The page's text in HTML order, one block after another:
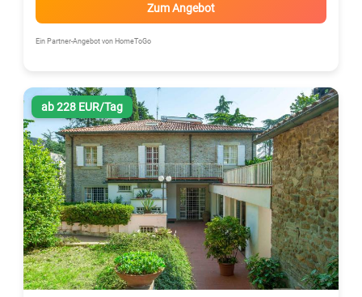
Zum Angebot
Ein Partner-Angebot von HomeToGo
ab 228 EUR/Tag